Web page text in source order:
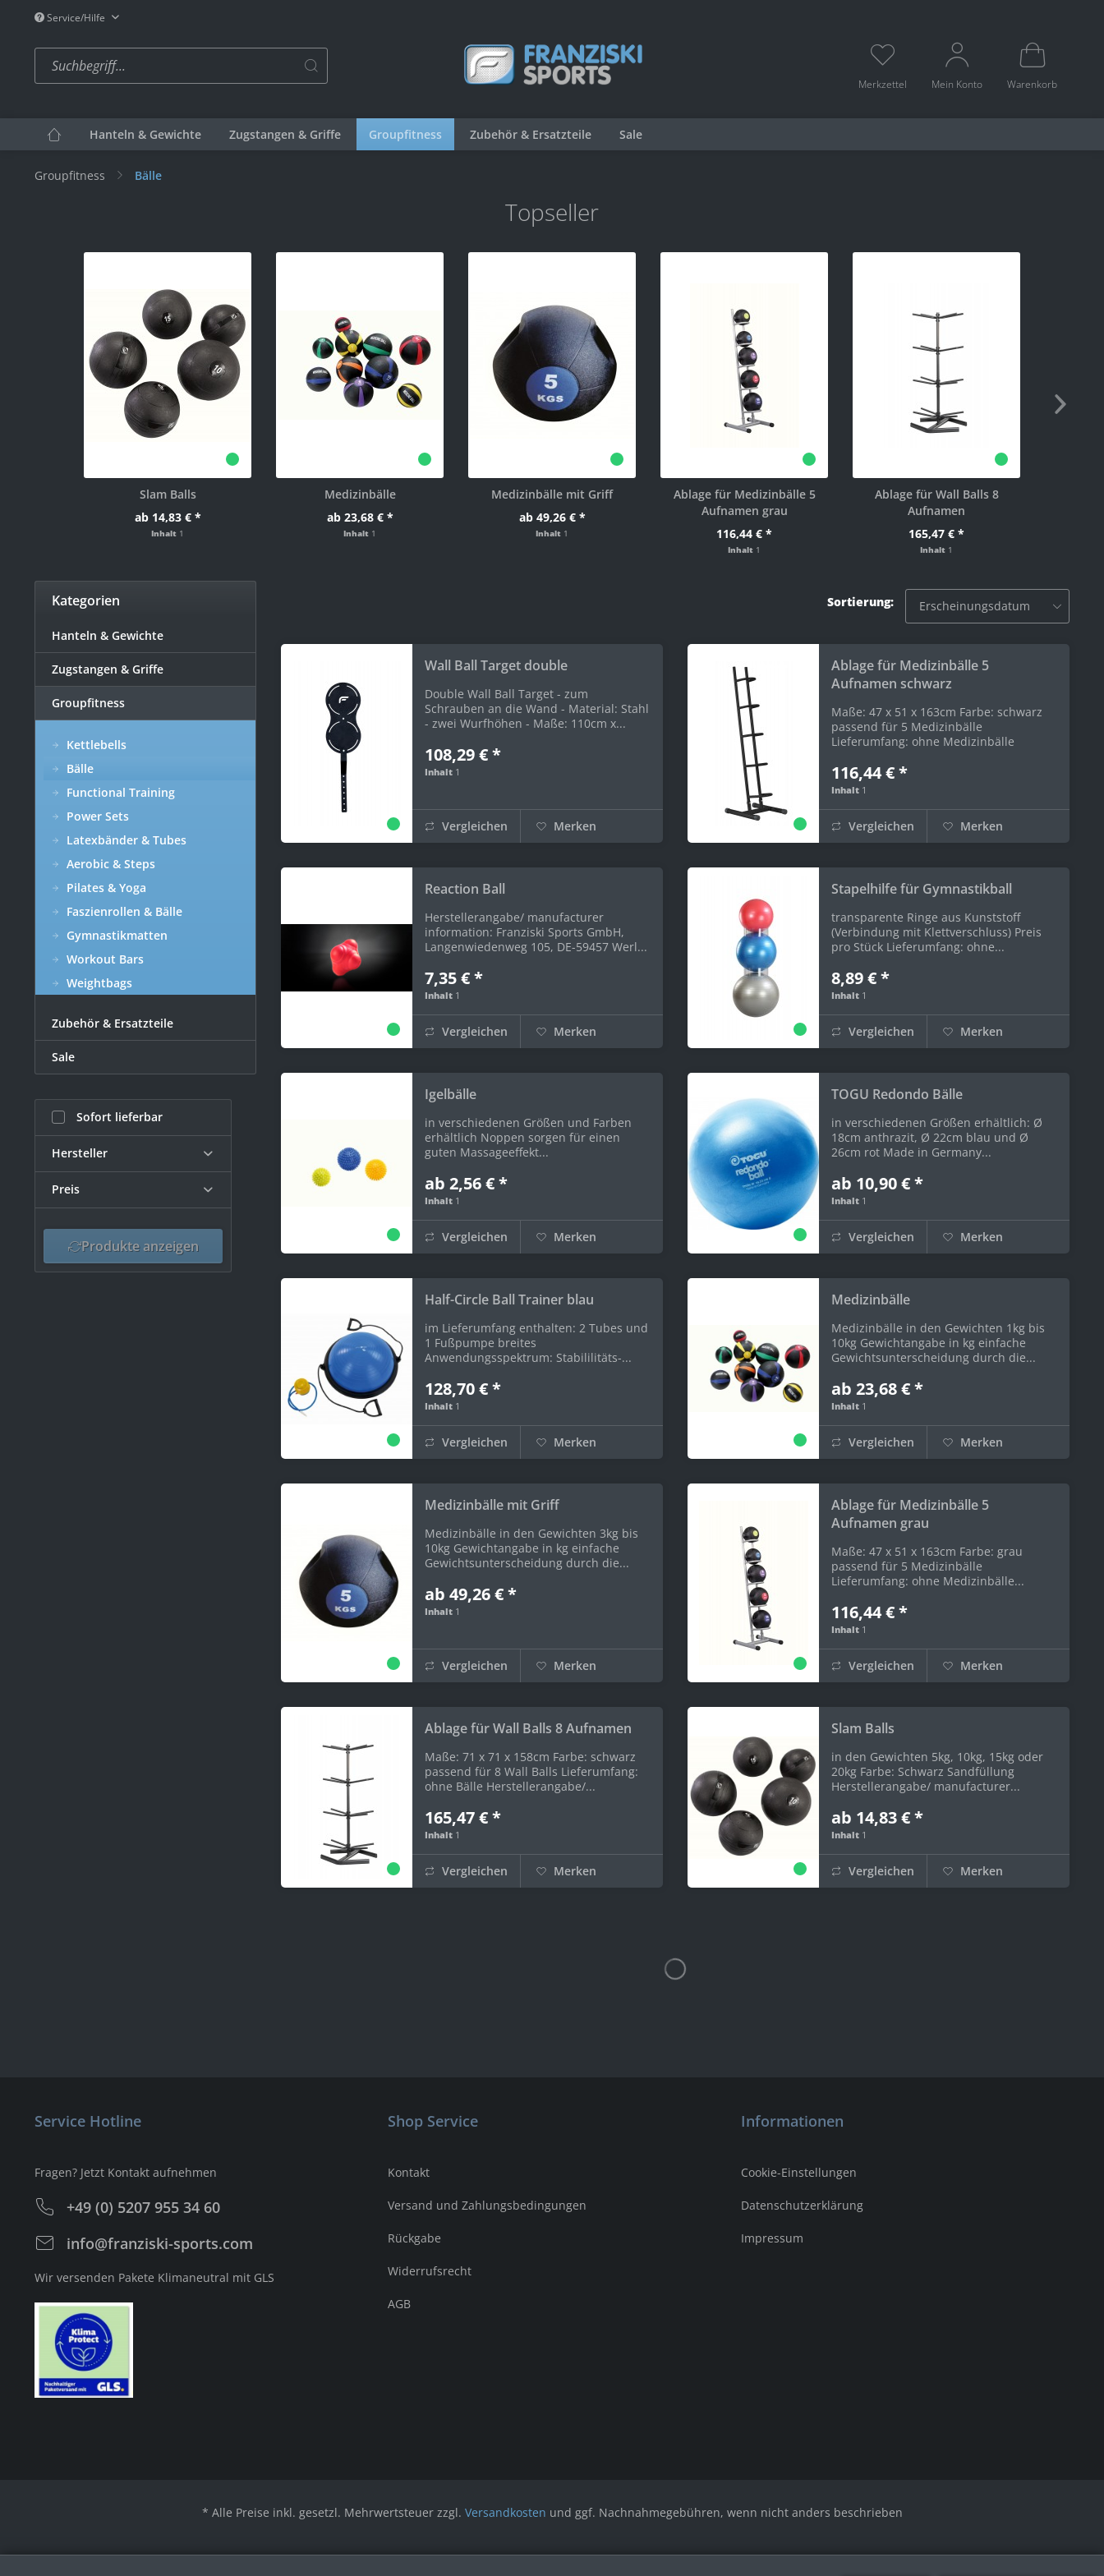
Service/Hilfe
Merkzettel Mein Konto Warenkorb
Hanteln & Gewichte Zugstangen & Griffe Groupfitness Zubehör & Ersatzteile Sale
Groupfitness Bälle
Topseller
Slam Balls
ab 14,83 € *
Inhalt 1
Medizinbälle
ab 23,68 € *
Inhalt 1
Medizinbälle mit Griff
ab 49,26 € *
Inhalt 1
Ablage für Medizinbälle 5
Aufnamen grau
116,44 € *
Inhalt 1
Ablage für Wall Balls 8
Aufnamen
165,47 € *
Inhalt 1
Kategorien
Hanteln & Gewichte
Zugstangen & Griffe
Groupfitness
Kettlebells
Bälle
Functional Training
Power Sets
Latexbänder & Tubes
Aerobic & Steps
Pilates & Yoga
Faszienrollen & Bälle
Gymnastikmatten
Workout Bars
Weightbags
Zubehör & Ersatzteile
Sale
Sofort lieferbar
Hersteller
Franziski Sports
Preis
von2,56 € bis208,98 €
Produkte anzeigen
Sortierung:
Wall Ball Target double
Double Wall Ball Target - zum
Schrauben an die Wand - Material: Stahl
- zwei Wurfhöhen - Maße: 110cm x...
108,29 € *
Inhalt 1
Vergleichen Merken
Ablage für Medizinbälle 5
Aufnamen schwarz
Maße: 47 x 51 x 163cm Farbe: schwarz
passend für 5 Medizinbälle
Lieferumfang: ohne Medizinbälle
116,44 € *
Inhalt 1
Vergleichen Merken
Reaction Ball
Herstellerangabe/ manufacturer
information: Franziski Sports GmbH,
Langenwiedenweg 105, DE-59457 Werl...
7,35 € *
Inhalt 1
Vergleichen Merken
Stapelhilfe für Gymnastikball
transparente Ringe aus Kunststoff
(Verbindung mit Klettverschluss) Preis
pro Stück Lieferumfang: ohne...
8,89 € *
Inhalt 1
Vergleichen Merken
Igelbälle
in verschiedenen Größen und Farben
erhältlich Noppen sorgen für einen
guten Massageeffekt...
ab 2,56 € *
Inhalt 1
Vergleichen Merken
TOGU Redondo Bälle
in verschiedenen Größen erhältlich: Ø
18cm anthrazit, Ø 22cm blau und Ø
26cm rot Made in Germany...
ab 10,90 € *
Inhalt 1
Vergleichen Merken
Half-Circle Ball Trainer blau
im Lieferumfang enthalten: 2 Tubes und
1 Fußpumpe breites
Anwendungsspektrum: Stabililitäts-...
128,70 € *
Inhalt 1
Vergleichen Merken
Medizinbälle
Medizinbälle in den Gewichten 1kg bis
10kg Gewichtangabe in kg einfache
Gewichtsunterscheidung durch die...
ab 23,68 € *
Inhalt 1
Vergleichen Merken
Medizinbälle mit Griff
Medizinbälle in den Gewichten 3kg bis
10kg Gewichtangabe in kg einfache
Gewichtsunterscheidung durch die...
ab 49,26 € *
Inhalt 1
Vergleichen Merken
Ablage für Medizinbälle 5
Aufnamen grau
Maße: 47 x 51 x 163cm Farbe: grau
passend für 5 Medizinbälle
Lieferumfang: ohne Medizinbälle...
116,44 € *
Inhalt 1
Vergleichen Merken
Ablage für Wall Balls 8 Aufnamen
Maße: 71 x 71 x 158cm Farbe: schwarz
passend für 8 Wall Balls Lieferumfang:
ohne Bälle Herstellerangabe/...
165,47 € *
Inhalt 1
Vergleichen Merken
Slam Balls
in den Gewichten 5kg, 10kg, 15kg oder
20kg Farbe: Schwarz Sandfüllung
Herstellerangabe/ manufacturer...
ab 14,83 € *
Inhalt 1
Vergleichen Merken
Service Hotline
Fragen? Jetzt Kontakt aufnehmen
+49 (0) 5207 955 34 60
info@franziski-sports.com
Wir versenden Pakete Klimaneutral mit GLS
Shop Service
Kontakt
Versand und Zahlungsbedingungen
Rückgabe
Widerrufsrecht
AGB
Informationen
Cookie-Einstellungen
Datenschutzerklärung
Impressum
* Alle Preise inkl. gesetzl. Mehrwertsteuer zzgl. Versandkosten und ggf. Nachnahmegebühren, wenn nicht anders beschrieben